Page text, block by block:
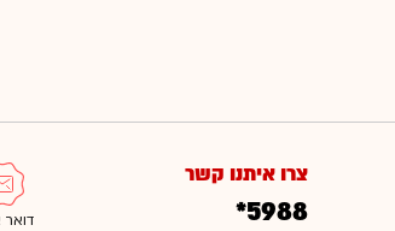
צרו איתנו קשר
*5988